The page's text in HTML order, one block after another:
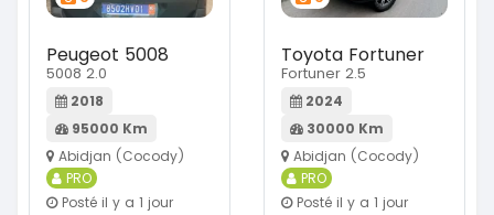
Peugeot 5008
5008 2.0
2018
95000 Km
Abidjan (Cocody)
PRO
Posté il y a 1 jour
Toyota Fortuner
Fortuner 2.5
2024
30000 Km
Abidjan (Cocody)
PRO
Posté il y a 1 jour